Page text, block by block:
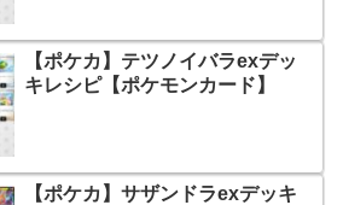
【ポケカ】テツノイバラexデッ
キレシピ【ポケモンカード】
【ポケカ】サザンドラexデッキ